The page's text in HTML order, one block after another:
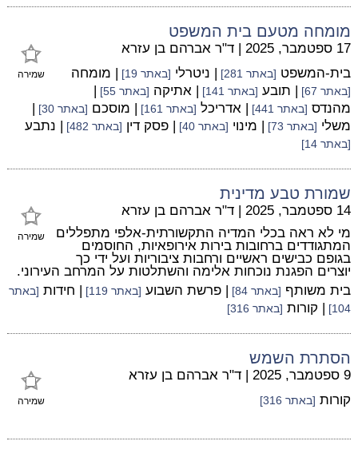
מומחה מטעם בית המשפט
שמירה
17 ספטמבר, 2025 | ד"ר אברהם בן עזרא
בית-המשפט [באתר 281] | ניטרלי [באתר 19] | מומחה
[באתר 67] | תובע [באתר 141] | אתיקה [באתר 55]
|
מהנדס [באתר 441] | אדריכל [באתר 161] | מוסכם [באתר 30]
|
משלי [באתר 73] | מינוי [באתר 40] | פסק דין [באתר 482] | נתבע
[באתר 14]
שמורת טבע מדינית
שמירה
14 ספטמבר, 2025 | ד"ר אברהם בן עזרא
מי לא ראה בכלי המדיה התקשורתית-אלפי מתפללים
המתגודדים ברחובות בירות אירופאיות, החוסמים
בגופם כבישים ראשיים ורחבות ציבוריות ועל ידי כך
יוצרים הפגנת נוכחות אלימה והשתלטות על המרחב העירוני.
בית משותף [באתר 84] | פרשת השבוע [באתר 119] | חידות [באתר
104]
| קורות [באתר 316]
הסתרת השמש
שמירה
9 ספטמבר, 2025 | ד"ר אברהם בן עזרא
קורות [באתר 316]